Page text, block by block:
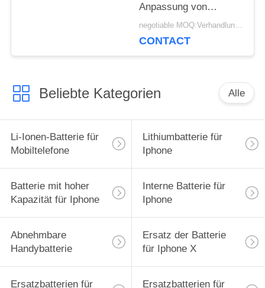
Anpassung von
Mobiltelefonbatterie fürnegotiable MOQ:Verhandlungsfähig
CONTACT
Beliebte Kategorien Alle
Li-Ionen-Batterie für
Mobiltelefone
Lithiumbatterie für
Iphone
Batterie mit hoher
Kapazität für Iphone
Interne Batterie für
Iphone
Abnehmbare
Handybatterie
Ersatz der Batterie
für Iphone X
Ersatzbatterien für Ersatzbatterien für